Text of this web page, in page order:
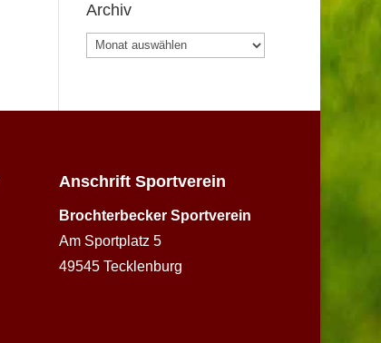
Archiv
Archiv
Anschrift Sportverein
Brochterbecker Sportverein
Am Sportplatz 5
49545 Tecklenburg